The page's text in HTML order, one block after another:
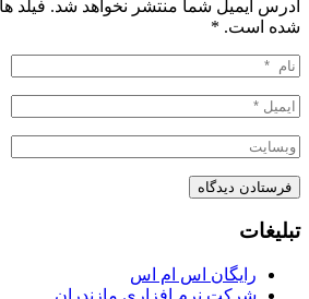
آدرس ایمیل شما منتشر نخواهد شد.
شده است. *
تبلیغات
رایگان اس ام اس
شرکت نرم افزاری مازندران